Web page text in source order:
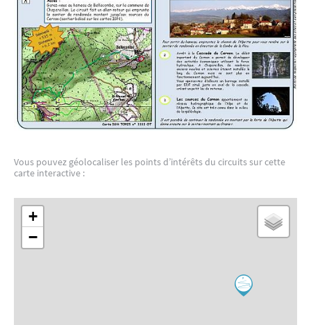
Vous pouvez géolocaliser les points d’intérêts du circuits sur cette
carte interactive :
+
−